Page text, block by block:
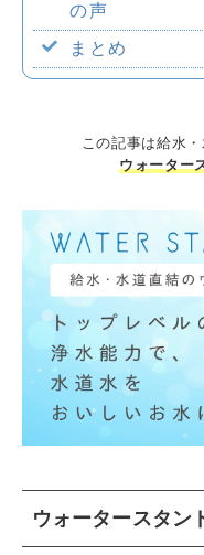
の声
まとめ
この記事は給水
ウォーター
ウォータースタン